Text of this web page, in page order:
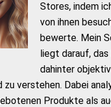
Stores, indem
von ihnen
bewerte. Mein
liegt darauf,
dahinter
verstehen. Dabei
Produkte als